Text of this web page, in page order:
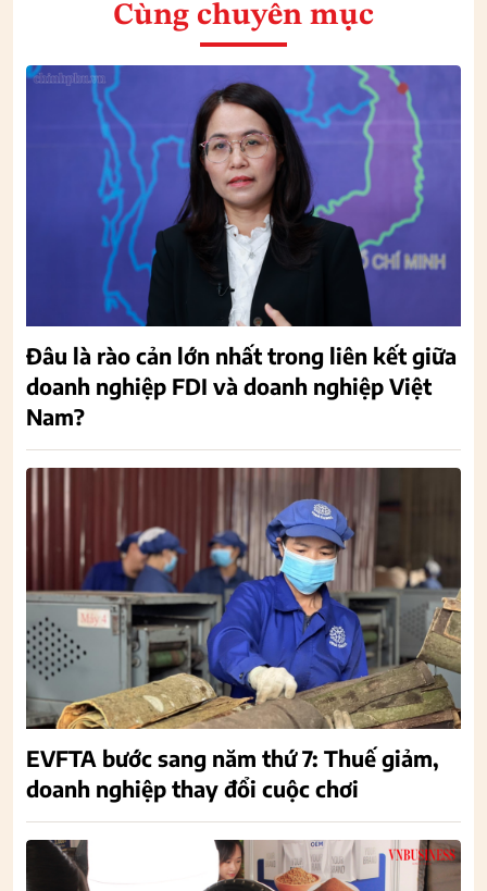
Cùng chuyên mục
Đâu là rào cản lớn nhất trong liên kết giữa
doanh nghiệp FDI và doanh nghiệp Việt
Nam?
EVFTA bước sang năm thứ 7: Thuế giảm,
doanh nghiệp thay đổi cuộc chơi